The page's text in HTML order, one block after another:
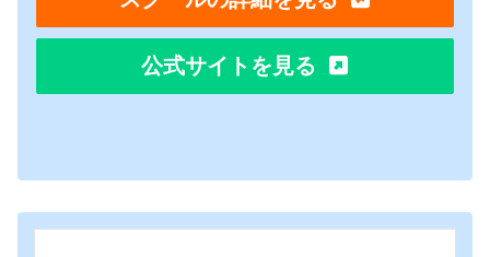
公式サイトを見る